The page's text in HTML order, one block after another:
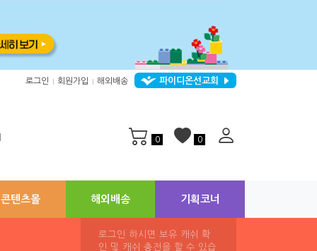
로그인 회원가입 해외배송 파이디온선교회
0 0
콘텐츠몰 해외배송 기획코너
로그인 하시면 보유 캐쉬 확
인 및 캐쉬 충전을 할 수 있습